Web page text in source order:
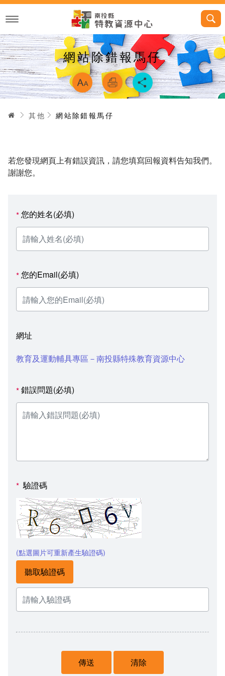
跳
主
內
容
網站除錯報馬仔 略過字型切換
首頁其他 網站除錯報馬仔
若您發現網頁上有錯誤資訊，請您填寫回報資料告知我們。
謝謝您。
*您的姓名(必填)
*您的Email(必填)
網址
教育及運動輔具專區－南投縣特殊教育資源中心
*錯誤問題(必填)
* 驗證碼
(點選圖片可重新產生驗證碼)
聽取驗證碼